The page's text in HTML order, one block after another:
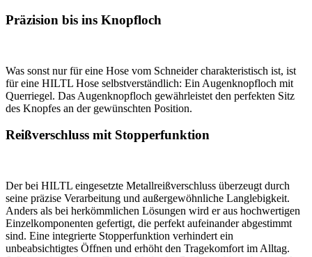
Präzision bis ins Knopfloch
Was sonst nur für eine Hose vom Schneider charakteristisch ist, ist
für eine HILTL Hose selbstverständlich: Ein Augenknopfloch mit
Querriegel. Das Augenknopfloch gewährleistet den perfekten Sitz
des Knopfes an der gewünschten Position.
Reißverschluss mit Stopperfunktion
Der bei HILTL eingesetzte Metallreißverschluss überzeugt durch
seine präzise Verarbeitung und außergewöhnliche Langlebigkeit.
Anders als bei herkömmlichen Lösungen wird er aus hochwertigen
Einzelkomponenten gefertigt, die perfekt aufeinander abgestimmt
sind. Eine integrierte Stopperfunktion verhindert ein
unbeabsichtigtes Öffnen und erhöht den Tragekomfort im Alltag.